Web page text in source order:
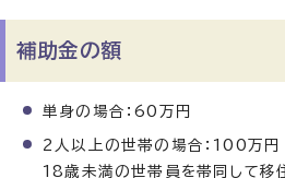
補助金の額
単身の場合：60万円
2人以上の世帯の場合：100万円
18歳未満の世帯員を帯同して移